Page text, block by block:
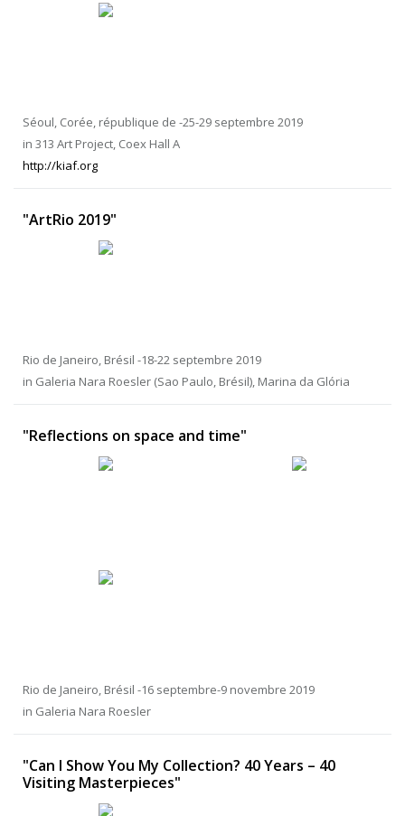
Séoul, Corée, république de -25-29 septembre 2019
in 313 Art Project, Coex Hall A
http://kiaf.org
"ArtRio 2019"
Rio de Janeiro, Brésil -18-22 septembre 2019
in Galeria Nara Roesler (Sao Paulo, Brésil), Marina da Glória
"Reflections on space and time"
Rio de Janeiro, Brésil -16 septembre-9 novembre 2019
in Galeria Nara Roesler
"Can I Show You My Collection? 40 Years – 40
Visiting Masterpieces"